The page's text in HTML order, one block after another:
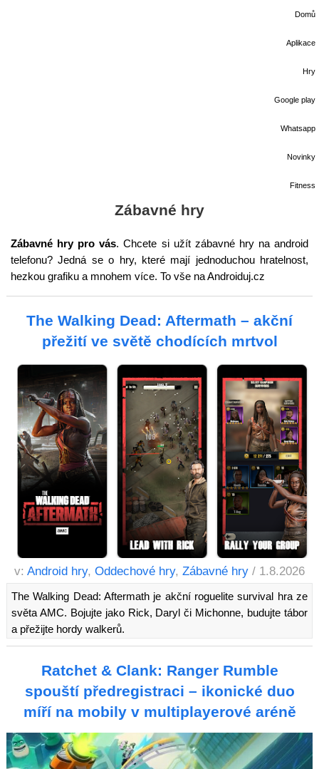
Domů
Aplikace
Hry
Google play
Whatsapp
Novinky
Fitness
Zábavné hry
Zábavné hry pro vás. Chcete si užít zábavné hry na android
telefonu? Jedná se o hry, které mají jednoduchou hratelnost,
hezkou grafiku a mnohem více. To vše na Androiduj.cz
The Walking Dead: Aftermath – akční
přežití ve světě chodících mrtvol
v: Android hry, Oddechové hry, Zábavné hry / 1.8.2026
The Walking Dead: Aftermath je akční roguelite survival hra ze
světa AMC. Bojujte jako Rick, Daryl či Michonne, budujte tábor
a přežijte hordy walkerů.
Ratchet & Clank: Ranger Rumble
spouští předregistraci – ikonické duo
míří na mobily v multiplayerové aréně